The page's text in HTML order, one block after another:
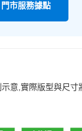
市服務據點
意,實際版型與尺寸